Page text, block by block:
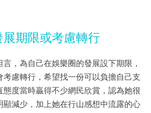
期限或考慮轉行
，為自己在娛樂圈的發展設下期限，
考慮轉行，希望找一份可以負擔自己支
態度當時贏得不少網民欣賞，認為她很
顯減少，加上她在行山感想中流露的心